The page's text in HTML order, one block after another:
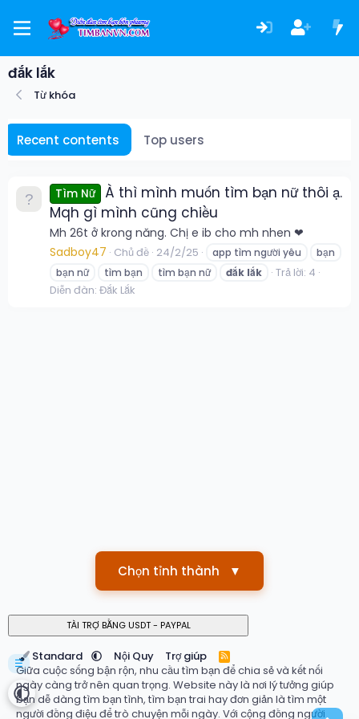
đắk lắk
Từ khóa
Recent contents Top users
Tìm Nữ
À thì mình muốn tìm bạn nữ thôi ạ.
Mqh gì mình cũng chiều
Mh 26t ở krong năng. Chị e ib cho mh nhen ❤
Sadboy47 Chủ đề 24/2/25 app tìm người yêu
bạn
bạn nữ
tìm bạn tìm bạn nữ đắk lắk
Trả lời: 4
Diễn đàn: Đắk Lắk
Chọn tỉnh thành ▼
Standard Nội Quy Trợ giúp
R
S
S
Giữa cuộc sống bận rộn, nhu cầu tìm bạn để chia sẻ và kết nối
ngày càng trở nên quan trọng. Website này là nơi lý tưởng giúp
bạn dễ dàng tìm bạn tình, tìm bạn trai hay đơn giản là tìm một
người đồng điệu để trò chuyện mỗi ngày. Với cộng đồng người
☰